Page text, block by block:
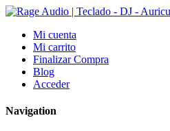
Mi cuenta
Mi carrito
Finalizar Compra
Blog
Acceder
Navigation